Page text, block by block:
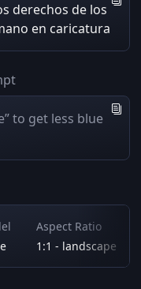
derechos de los
en caricatura
to get less blue
Aspect Ratio
1:1 - landscape